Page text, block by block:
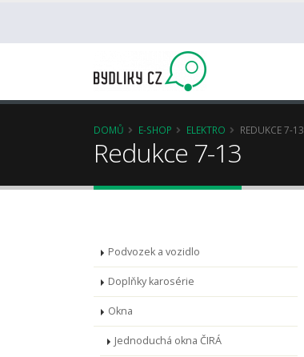
DOMŮ E-SHOP ELEKTRO REDUKCE 7-13
Redukce 7-13
Podvozek a vozidlo
Doplňky karosérie
Okna
Jednoduchá okna ČIRÁ